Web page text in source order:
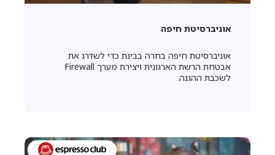
אוניברסיטת חיפה
אוניברסיטת חיפה בחרה בבינת כדי לשדרג את
אבטחת הרשת הארגונית ויצירת מערך Firewall
לשכבת ההגנה.